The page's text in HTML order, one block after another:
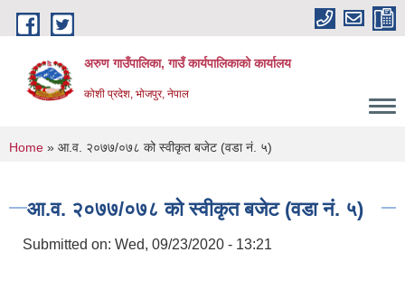
Skip to main content
अरुण गाउँपालिका, गाउँ कार्यपालिकाको कार्यालय
कोशी प्रदेश, भोजपुर, नेपाल
You are here
Home » आ.व. २०७७/०७८ को स्वीकृत बजेट (वडा नं. ५)
आ.व. २०७७/०७८ को स्वीकृत बजेट (वडा नं. ५)
Submitted on: Wed, 09/23/2020 - 13:21